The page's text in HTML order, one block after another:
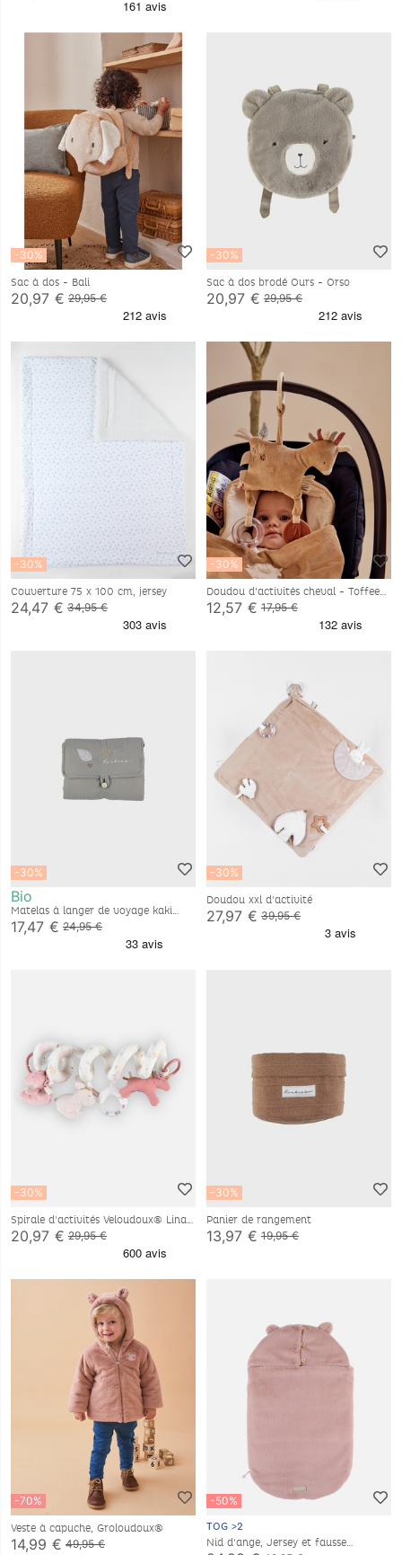
-30%
Sac à dos - Bali
20,97 € 29,95 €
-30%
Sac à dos brodé Ours - Orso
20,97 € 29,95 €
-30%
Couverture 75 x 100 cm, jersey
24,47 € 34,95 €
-30%
Doudou d’activités cheval - Toffee
12,57 € 17,95 €
-30%
Bio
Matelas à langer de voyage kaki
gaze de coton bio & éponge
17,47 € 24,95 €
-30%
Doudou xxl d'activité
27,97 € 39,95 €
-30%
Spirale d'activités Veloudoux® Lina
& Joy
20,97 € 29,95 €
-30%
Panier de rangement
13,97 € 19,95 €
-70%
Veste à capuche, Groloudoux®
14,99 € 49,95 €
-50%
TOG >2
Nid d'ange, Jersey et fausse